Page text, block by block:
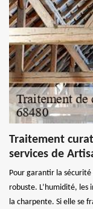
Traitement
services de
Pour garantir la
robuste. L’humidité, les
la charpente. Si elle se